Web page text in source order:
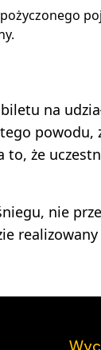
na
że
nie